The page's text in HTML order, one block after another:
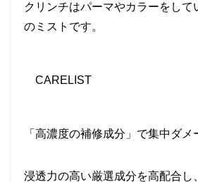
クリンチはパーマやカラーをして
のミストです。
CARELIST
「高濃度の補修成分」で集中ダメ
浸透力の高い厳選成分を高配合し